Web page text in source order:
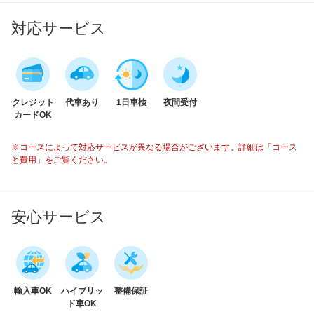
対応サービス
クレジット
カードOK
代車あり 1日車検 夜間受付
※コースによって対応サービスが異なる場合がございます。詳細は「コース
と費用」をご覧ください。
安心サービス
輸入車OK
ハイブリッ
ド車OK
整備保証